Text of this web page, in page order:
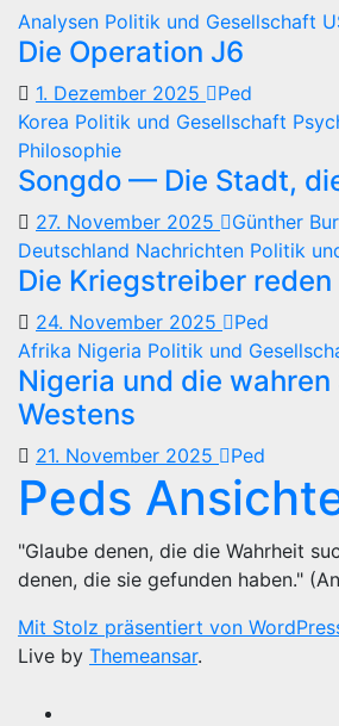
Analysen Politik und Gesellschaft
Die Operation J6
1. Dezember 2025
Ped
Korea Politik und Gesellschaft
Philosophie
Songdo — Die Stadt,
27. November 2025
Günther
Deutschland Nachrichten Politik
Die Kriegstreiber
24. November 2025
Ped
Afrika Nigeria Politik und
Nigeria und die wahren
Westens
21. November 2025 Ped
Peds
"Glaube denen, die die Wahrheit
denen, die sie gefunden haben."
Mit Stolz präsentiert von
Live by Themeansar.